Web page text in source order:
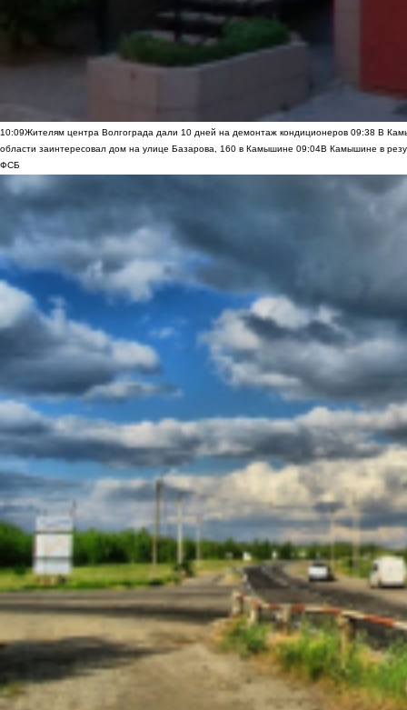
10:09Жителям центра Волгограда дали 10 дней на демонтаж кондиционеров 09:38 В
области заинтересовал дом на улице Базарова, 160 в Камышине 09:04В Камышине в
ФСБ